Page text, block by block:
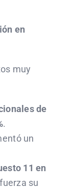
en
muy
de
.
un
11 en
su